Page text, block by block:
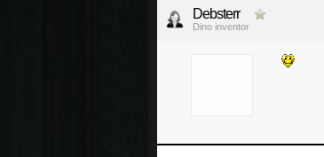
Debsterr
Dino inventor